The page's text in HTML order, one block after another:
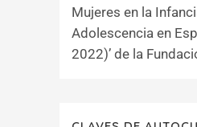
Mujeres en la
Adolescencia en
2022)’ de la